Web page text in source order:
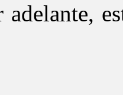
adelante,